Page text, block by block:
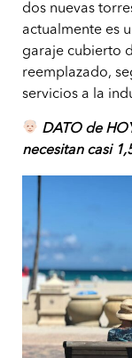
dos nuevas
actualmente es
garaje cubierto
reemplazado,
servicios a la
DATO de
necesitan casi